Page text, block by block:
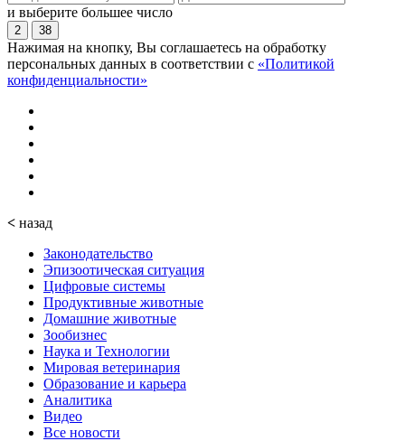
и выберите большее число
2 38
Нажимая на кнопку, Вы соглашаетесь на обработку
персональных данных в соответствии с «Политикой
конфиденциальности»
< назад
Законодательство
Эпизоотическая ситуация
Цифровые системы
Продуктивные животные
Домашние животные
Зообизнес
Наука и Технологии
Мировая ветеринария
Образование и карьера
Аналитика
Видео
Все новости